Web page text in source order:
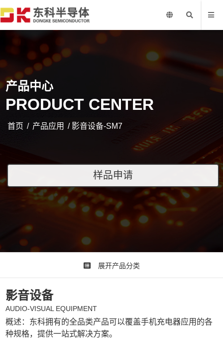
产品中心
PRODUCT CENTER
首页 / 产品应用 / 影音设备-SM7
样品申请
展开产品分类
影音设备
AUDIO-VISUAL EQUIPMENT
概述：东科拥有的全品类产品可以覆盖手机充电器应用的各
种规格，提供一站式解决方案。